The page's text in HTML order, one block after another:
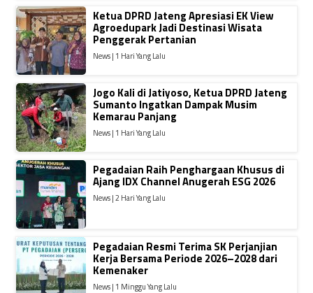
Ketua DPRD Jateng Apresiasi EK View
Agroedupark Jadi Destinasi Wisata
Penggerak Pertanian
News | 1 Hari Yang Lalu
Jogo Kali di Jatiyoso, Ketua DPRD Jateng
Sumanto Ingatkan Dampak Musim
Kemarau Panjang
News | 1 Hari Yang Lalu
Pegadaian Raih Penghargaan Khusus di
Ajang IDX Channel Anugerah ESG 2026
News | 2 Hari Yang Lalu
Pegadaian Resmi Terima SK Perjanjian
Kerja Bersama Periode 2026–2028 dari
Kemenaker
News | 1 Minggu Yang Lalu